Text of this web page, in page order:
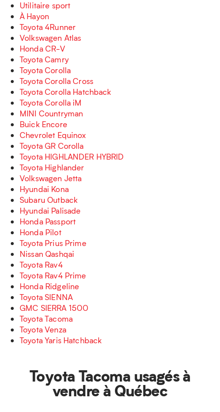
Utilitaire sport
À Hayon
Toyota 4Runner
Volkswagen Atlas
Honda CR-V
Toyota Camry
Toyota Corolla
Toyota Corolla Cross
Toyota Corolla Hatchback
Toyota Corolla iM
MINI Countryman
Buick Encore
Chevrolet Equinox
Toyota GR Corolla
Toyota HIGHLANDER HYBRID
Toyota Highlander
Volkswagen Jetta
Hyundai Kona
Subaru Outback
Hyundai Palisade
Honda Passport
Honda Pilot
Toyota Prius Prime
Nissan Qashqai
Toyota Rav4
Toyota Rav4 Prime
Honda Ridgeline
Toyota SIENNA
GMC SIERRA 1500
Toyota Tacoma
Toyota Venza
Toyota Yaris Hatchback
Toyota Tacoma usagés à
vendre à Québec